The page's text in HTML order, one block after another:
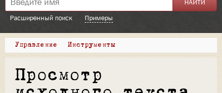
Расширенный поиск Примеры
Управление Инструменты
Просмотр